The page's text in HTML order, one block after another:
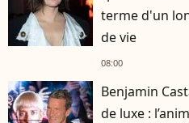
terme d'un
de vie
08:00
Benjamin
de luxe :